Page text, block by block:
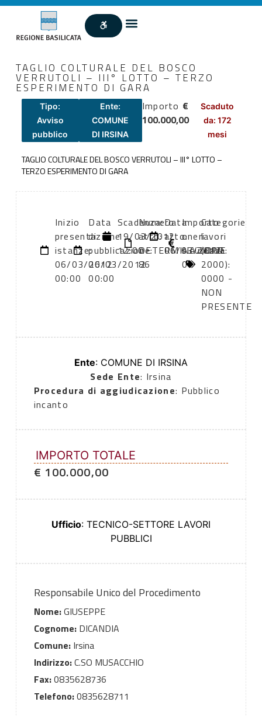
TAGLIO COLTURALE DEL BOSCO
VERRUTOLI – III° LOTTO – TERZO
ESPERIMENTO DI GARA
Tipo:
Avviso
pubblico
Ente:
COMUNE
DI IRSINA
Importo €
100.000,00
Scaduto
da: 172
mesi
TAGLIO COLTURALE DEL BOSCO VERRUTOLI – III° LOTTO –
TERZO ESPERIMENTO DI GARA
Inizio
presentazione
istanze:
06/03/2012
00:00
Data
di
pubblicazione:
06/03/2012
00:00
Scadenza:
19/03/2012
12:00
Numero
atto:
DETERMINAZIONE
86
Data
atto:
06/03/2012
Importo
oneri
sicurezza:
0
Categorie
lavori
(DPR
2000):
0000 -
NON
PRESENTE
Ente: COMUNE DI IRSINA
Sede Ente: Irsina
Procedura di aggiudicazione: Pubblico
incanto
IMPORTO TOTALE
€ 100.000,00
Ufficio: TECNICO-SETTORE LAVORI
PUBBLICI
Responsabile Unico del Procedimento
Nome:GIUSEPPE
Cognome:DICANDIA
Comune:Irsina
Indirizzo:C.SO MUSACCHIO
Fax:0835628736
Telefono:0835628711